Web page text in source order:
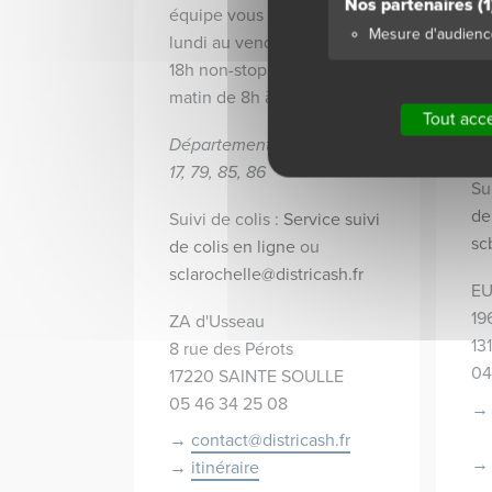
équipe vous accueillent du
lundi au vendredi de 8h à
18h non-stop et le samedi
matin de 8h à 12h.
Départements couverts : 16,
17, 79, 85, 86
Suivi de colis : Service suivi
de colis en ligneou
sclarochelle@districash.fr
ZA d'Usseau
8 rue des Pérots
17220 SAINTE SOULLE
05 46 34 25 08
contact@districash.fr
itinéraire
Nos partenaires
Mesure
Tout